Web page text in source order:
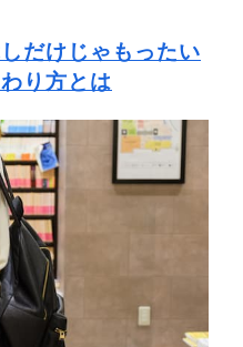
だけじゃもったい
り方とは